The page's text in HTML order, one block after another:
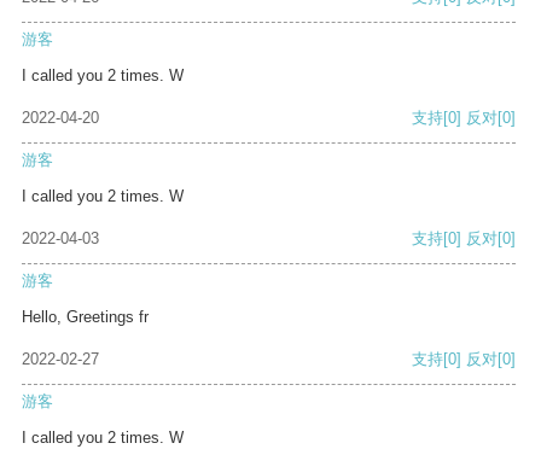
游客
I called you 2 times. W
2022-04-20 支持[0] 反对[0]
游客
I called you 2 times. W
2022-04-03 支持[0] 反对[0]
游客
Hello, Greetings fr
2022-02-27 支持[0] 反对[0]
游客
I called you 2 times. W